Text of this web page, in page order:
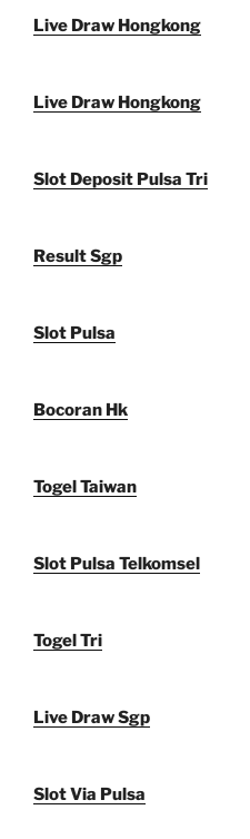
Live Draw Hongkong
Live Draw Hongkong
Slot Deposit Pulsa Tri
Result Sgp
Slot Pulsa
Bocoran Hk
Togel Taiwan
Slot Pulsa Telkomsel
Togel Tri
Live Draw Sgp
Slot Via Pulsa